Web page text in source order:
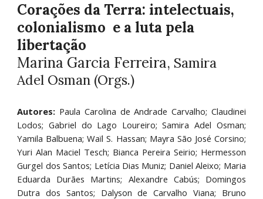
Corações da Terra: intelectuais,
colonialismo e a luta pela
libertação
Marina Garcia Ferreira, Samira
Adel Osman (Orgs.)
Autores: Paula Carolina de Andrade Carvalho; Claudinei
Lodos; Gabriel do Lago Loureiro; Samira Adel Osman;
Yamila Balbuena; Waïl S. Hassan; Mayra São José Corsino;
Yuri Alan Maciel Tesch; Bianca Pereira Seirio; Hermesson
Gurgel dos Santos; Letícia Dias Muniz; Daniel Aleixo; Maria
Eduarda Durães Martins; Alexandre Cabús; Domingos
Dutra dos Santos; Dalyson de Carvalho Viana; Bruno